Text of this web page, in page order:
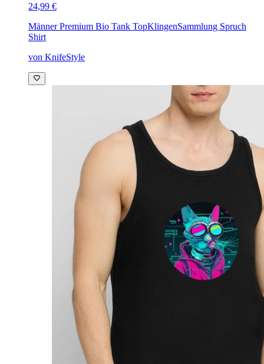
24,99 €
Männer Premium Bio Tank TopKlingenSammlung Spruch
Shirt
von KnifeStyle